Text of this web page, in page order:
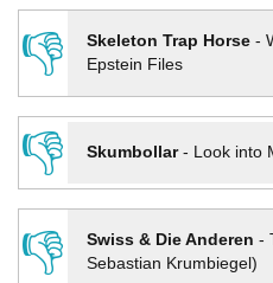
👎
Skeleton Trap Horse-
Epstein Files
👎
Skumbollar- Look into
👎
Swiss & Die Anderen -
Sebastian Krumbiegel)